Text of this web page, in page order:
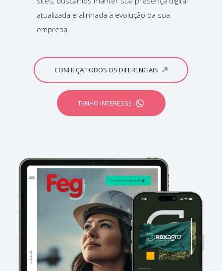
atualizada e alinhada à evolução da sua
empresa.
CONHEÇA TODOS OS DIFERENCIAIS
TENHO INTERESSE